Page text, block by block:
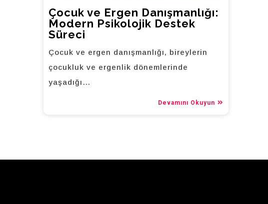
Çocuk ve Ergen Danışmanlığı:
Modern Psikolojik Destek
Süreci
Çocuk ve ergen danışmanlığı, bireylerin
çocukluk ve ergenlik dönemlerinde
yaşadığı…
Devamını Okuyun